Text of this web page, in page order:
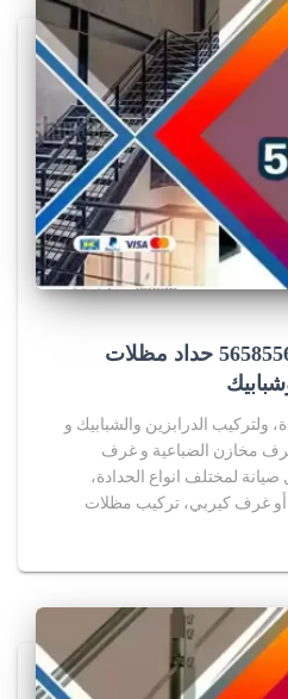
معلم حداد الضباعية 56585569 حداد مظلات
ولتركيب الدرابزين والشبابيك و
مخازن الضباعية و غرف
لمختلف انواع الحدادة،
غرف كيربي، تركيب مظلات